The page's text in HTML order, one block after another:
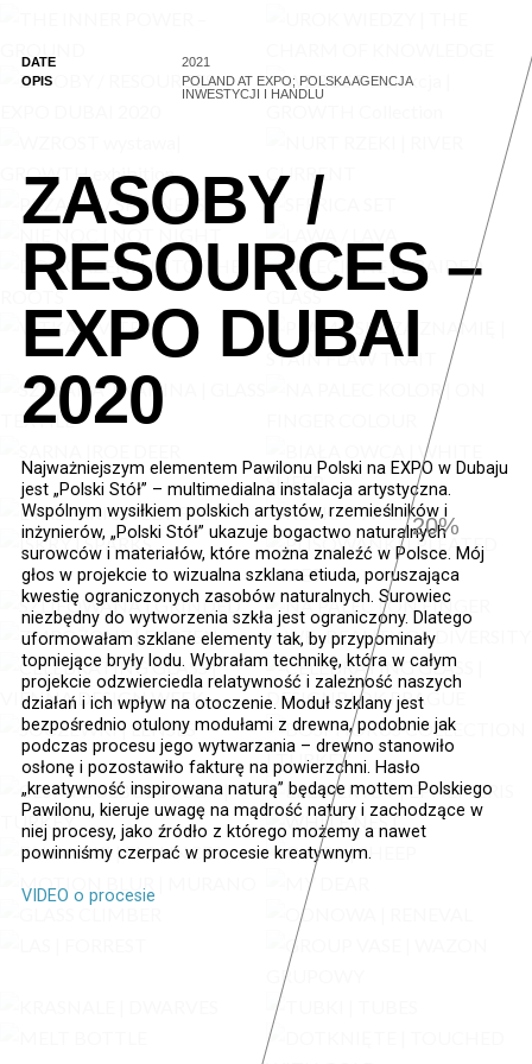
20.8%
DATE
2021
OPIS
POLAND AT EXPO; POLSKA AGENCJA
INWESTYCJI I HANDLU
ZASOBY /
RESOURCES –
EXPO DUBAI
2020
Najważniejszym elementem Pawilonu Polski na EXPO w Dubaju
jest „Polski Stół” – multimedialna instalacja artystyczna.
Wspólnym wysiłkiem polskich artystów, rzemieślników i
inżynierów, „Polski Stół” ukazuje bogactwo naturalnych
surowców i materiałów, które można znaleźć w Polsce. Mój
głos w projekcie to wizualna szklana etiuda, poruszająca
kwestię ograniczonych zasobów naturalnych. Surowiec
niezbędny do wytworzenia szkła jest ograniczony. Dlatego
uformowałam szklane elementy tak, by przypominały
topniejące bryły lodu. Wybrałam technikę, która w całym
projekcie odzwierciedla relatywność i zależność naszych
działań i ich wpływ na otoczenie. Moduł szklany jest
bezpośrednio otulony modułami z drewna, podobnie jak
podczas procesu jego wytwarzania – drewno stanowiło
osłonę i pozostawiło fakturę na powierzchni. Hasło
„kreatywność inspirowana naturą” będące mottem Polskiego
Pawilonu, kieruje uwagę na mądrość natury i zachodzące w
niej procesy, jako źródło z którego możemy a nawet
powinniśmy czerpać w procesie kreatywnym.
VIDEO o procesie